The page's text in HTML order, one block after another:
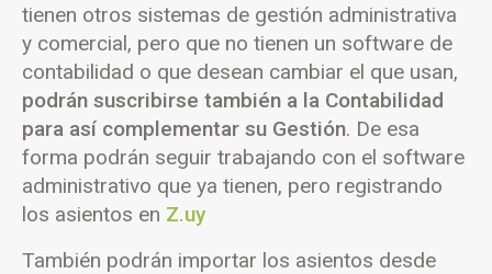
tienen otros sistemas de gestión administrativa
y comercial, pero que no tienen un software de
contabilidad o que desean cambiar el que usan,
podrán suscribirse también a la Contabilidad
para así complementar su Gestión. De esa
forma podrán seguir trabajando con el software
administrativo que ya tienen, pero registrando
los asientos en Z.uy
También podrán importar los asientos desde